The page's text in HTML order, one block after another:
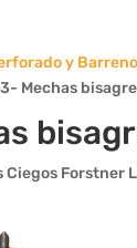
y Barreno
Mechas
Ciegos Forstner